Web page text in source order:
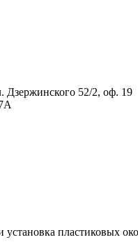
Дзержинского 52/2, оф. 19
пластиковых